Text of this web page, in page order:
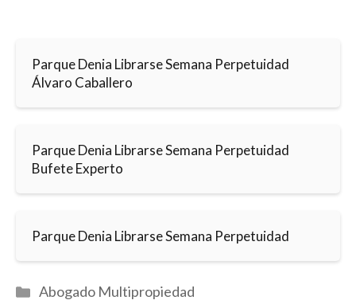
Parque Denia Librarse Semana Perpetuidad
Álvaro Caballero
Parque Denia Librarse Semana Perpetuidad
Bufete Experto
Parque Denia Librarse Semana Perpetuidad
Categorías
Abogado Multipropiedad